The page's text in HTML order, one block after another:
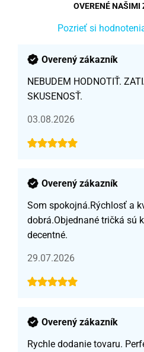
OVERENÉ
Pozrieť si
Overený zákazník
NEBUDEM HODNOTIŤ.
SKUSENOSŤ.
03.08.2026
Overený zákazník
Som spokojná.Rýchlosť a
dobrá.Objednané tričká sú
decentné.
29.07.2026
Overený zákazník
Rychle dodanie tovaru.